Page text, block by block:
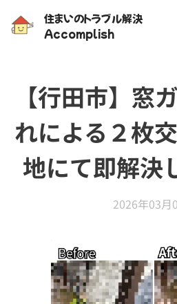
住まいのトラブル解決
Accomplish
【行田市】窓
れによる２枚
地にて即解決
2026年03月